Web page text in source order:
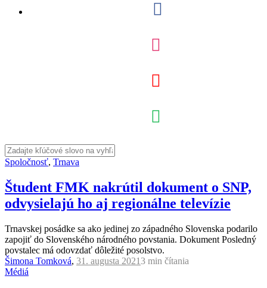
Spoločnosť, Trnava
Študent FMK nakrútil dokument o SNP,
odvysielajú ho aj regionálne televízie
Trnavskej posádke sa ako jedinej zo západného Slovenska podarilo
zapojiť do Slovenského národného povstania. Dokument Posledný
povstalec má odovzdať dôležité posolstvo.
Šimona Tomková, 31. augusta 20213 min čítania
Médiá